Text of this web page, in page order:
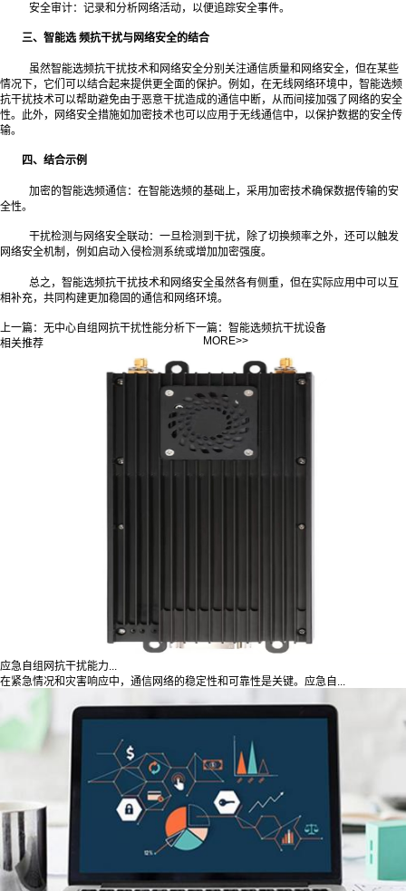
安全审计：记录和分析网络活动，以便追踪安全事件。
三、智能选 频抗干扰与网络安全的结合
虽然智能选频抗干扰技术和网络安全分别关注通信质量和网络安全，但在某些
情况下，它们可以结合起来提供更全面的保护。例如，在无线网络环境中，智能选频
抗干扰技术可以帮助避免由于恶意干扰造成的通信中断，从而间接加强了网络的安全
性。此外，网络安全措施如加密技术也可以应用于无线通信中，以保护数据的安全传
输。
四、结合示例
加密的智能选频通信：在智能选频的基础上，采用加密技术确保数据传输的安
全性。
干扰检测与网络安全联动：一旦检测到干扰，除了切换频率之外，还可以触发
网络安全机制，例如启动入侵检测系统或增加加密强度。
总之，智能选频抗干扰技术和网络安全虽然各有侧重，但在实际应用中可以互
相补充，共同构建更加稳固的通信和网络环境。
上一篇： 无中心自组网抗干扰性能分析 下一篇： 智能选频抗干扰设备
相关推荐
MORE>>
应急自组网抗干扰能力...
在紧急情况和灾害响应中，通信网络的稳定性和可靠性是关键。应急自...